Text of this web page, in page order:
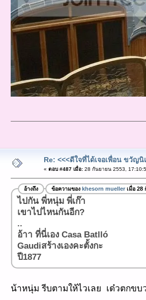
Re: <<<ดีใจที่ได้เจอเพื่อน ขวัญนิ
« ตอบ #487 เมื่อ:28 กันยายน 2553,
อ้างถึง ข้อความของ khesorn muellerเมื่อ 28
ไปกัน พี่หนุ่ม พี่เก๊า
เขาไปไหนกันอีก?
..
อ้าา ที่นี่เอง Casa Batlló
Gaudiสร้างเองคะตั้งกะ
ปี1877
น้าหนุ่ม รีบตามให้ไวเลย เด๋วตกขบ